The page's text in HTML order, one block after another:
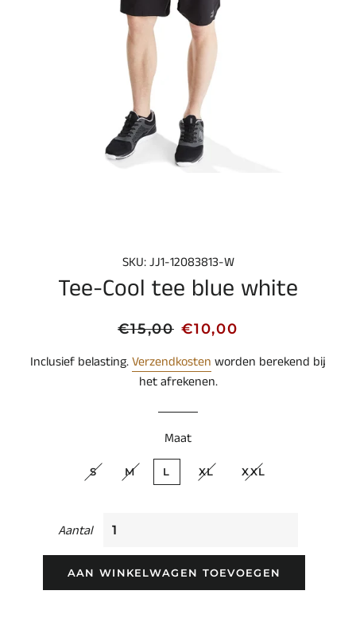
SKU: JJ1-12083813-W
Tee-Cool tee blue white
Normale
€15,00 Aanbiedingsprijs
€10,00
Inclusief belasting.Verzendkosten worden berekend bij
het afrekenen.
Maat
S M L XL XXL
Aantal
AAN WINKELWAGEN TOEVOEGEN